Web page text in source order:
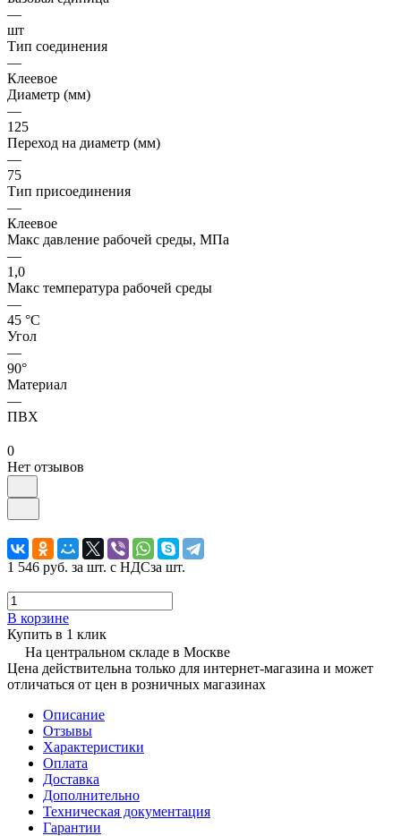
—
шт
Тип соединения
—
Клеевое
Диаметр (мм)
—
125
Переход на диаметр (мм)
—
75
Тип присоединения
—
Клеевое
Макс давление рабочей среды, МПа
—
1,0
Макс температура рабочей среды
—
45 °С
Угол
—
90°
Материал
—
ПВХ
0
Нет отзывов
1 546 руб. за шт. с НДСза шт.
В корзине
Купить в 1 клик
На центральном складе в Москве
Цена действительна только для интернет-магазина и может
отличаться от цен в розничных магазинах
Описание
Отзывы
Характеристики
Оплата
Доставка
Дополнительно
Техническая документация
Гарантии